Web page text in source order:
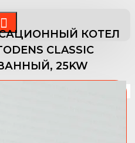
КОТЕЛ
CLASSIC
25KW